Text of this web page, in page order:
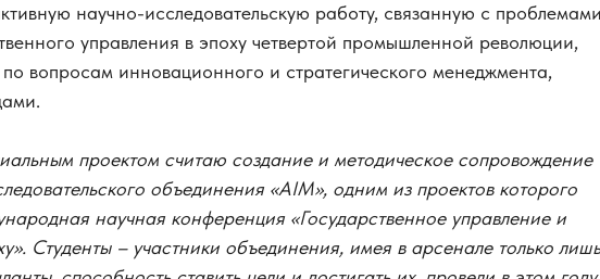
научно-исследовательскую работу, связанную с проблемами
управления в эпоху четвертой промышленной революции,
по вопросам инновационного и стратегического менеджмента,
проектом считаю создание и методическое сопровождение
объединения «AIM», одним из проектов которого
научная конференция «Государственное управление и
Студенты – участники объединения, имея в арсенале только лишь